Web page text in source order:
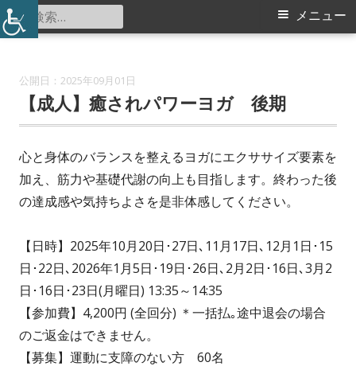
コ
ン
中川西地区センター
メ
メニュー
検
索:
2025年09月01日
【成人】癒されパワーヨガ 後期
心と身体のバランスを整えるヨガにエクササイズ要素を
加え、筋力や基礎代謝の向上も目指します。終わった後
の達成感や気持ちよさを是非体感してください。
【日時】2025年10月20日･27日､11月17日､12月1日･15
日･22日､2026年1月5日･19日･26日､2月2日･16日､3月2
日･16日･23日(月曜日) 13:35～14:35
【参加費】4,200円 (全回分) ＊一括払｡途中退会の場合
のご返金はできません。
【募集】運動に支障のない方 60名